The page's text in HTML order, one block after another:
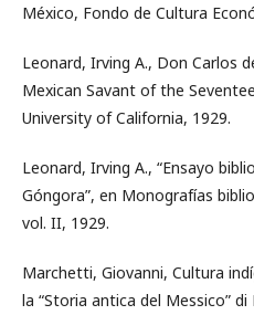
México, Fondo de Cultura
Leonard, Irving A., Don Carlos
Mexican Savant of the
University of California, 1929.
Leonard, Irving A., “Ensayo
Góngora”, en Monografías
vol. II, 1929.
Marchetti, Giovanni, Cultura
la “Storia antica del Messico”